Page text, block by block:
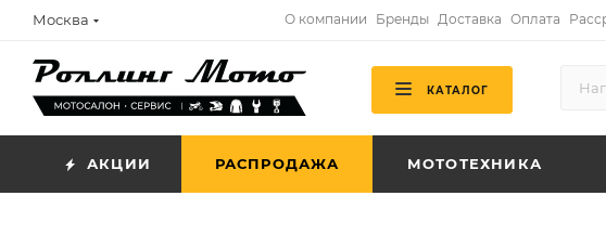
Москва О компании Бренды Доставка Оплата
КАТАЛОГ
АКЦИИ РАСПРОДАЖА МОТОТЕХНИКА